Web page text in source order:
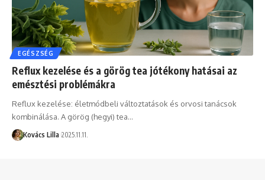
EGÉSZSÉG
Reflux kezelése és a görög tea jótékony hatásai az
emésztési problémákra
Reflux kezelése: életmódbeli változtatások és orvosi tanácsok
kombinálása. A görög (hegyi) tea…
Kovács Lilla 2025.11.11.